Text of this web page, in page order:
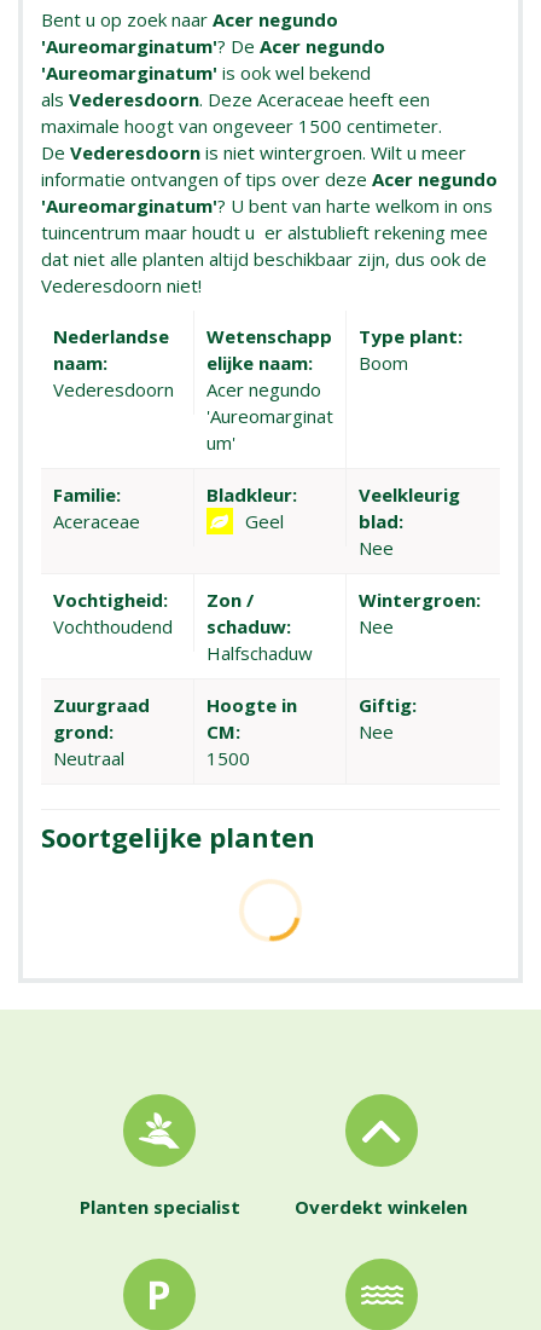
Bent u op zoek naar Acer negundo
'Aureomarginatum'? De Acer negundo
'Aureomarginatum' is ook wel bekend
als Vederesdoorn. Deze Aceraceae heeft een
maximale hoogt van ongeveer 1500 centimeter.
De Vederesdoorn is niet wintergroen. Wilt u meer
informatie ontvangen of tips over deze Acer negundo
'Aureomarginatum'? U bent van harte welkom in ons
tuincentrum maar houdt u er alstublieft rekening mee
dat niet alle planten altijd beschikbaar zijn, dus ook de
Vederesdoorn niet!
Nederlandse
naam:
Vederesdoorn
Wetenschapp
elijke naam:
Acer negundo
'Aureomarginat
um'
Type plant:
Boom
Familie:
Aceraceae
Bladkleur:
Geel
Veelkleurig
blad:
Nee
Vochtigheid:
Vochthoudend
Zon /
schaduw:
Halfschaduw
Wintergroen:
Nee
Zuurgraad
grond:
Neutraal
Hoogte in
CM:
1500
Giftig:
Nee
Soortgelijke planten
Planten specialist Overdekt winkelen